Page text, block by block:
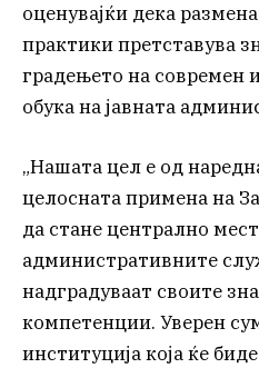
оценувајќи дека
практики претставува
градењето на современ
обука на јавната
„Нашата цел е од
целосната примена на
да стане централно
административните
надградуваат своите
компетенции. Уверен
институција која ќе